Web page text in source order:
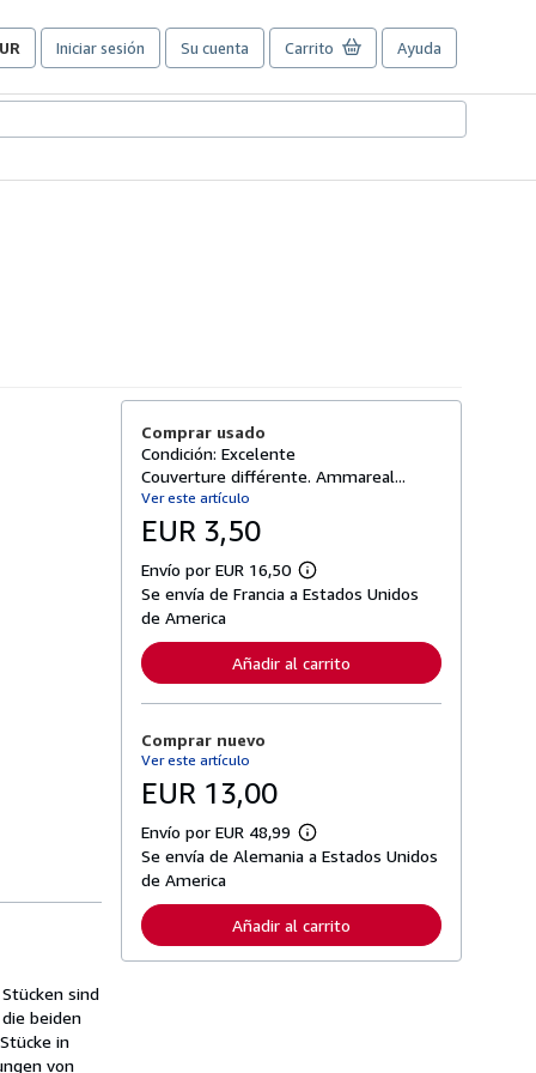
Iniciar sesión Su cuenta Carrito Ayuda
sind
beiden
in
von
Comprar usado
Condición: Excelente
Couverture différente. Ammareal...
Ver este artículo
EUR 3,50
Envío por EUR 16,50
M
á
f
o
r
s
o
b
e
a
Se envía de Francia a Estados Unidos
de America
Añadir al carrito
Comprar nuevo
Ver este artículo
EUR 13,00
Envío por EUR 48,99
M
á
f
o
r
Se envía de Alemania a Estados Unidos
de America
Añadir al carrito